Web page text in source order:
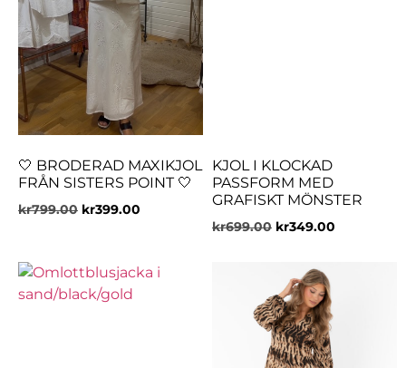
🤍 BRODERAD MAXIKJOL
FRÅN SISTERS POINT 🤍
kr799.00 kr399.00
KJOL I KLOCKAD
PASSFORM MED
GRAFISKT MÖNSTER
kr699.00 kr349.00